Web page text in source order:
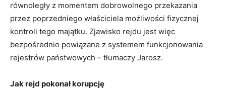
równoległy z momentem dobrowolnego przekazania
przez poprzedniego właściciela możliwości fizycznej
kontroli tego majątku. Zjawisko rejdu jest więc
bezpośrednio powiązane z systemem funkcjonowania
rejestrów państwowych – tłumaczy Jarosz.
Jak rejd pokonał korupcję